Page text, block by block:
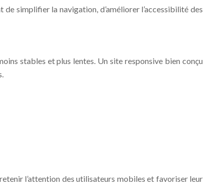
simplifier la navigation, d’améliorer l’accessibilité des
stables et plus lentes. Un site responsive bien conçu
l’attention des utilisateurs mobiles et favoriser leur